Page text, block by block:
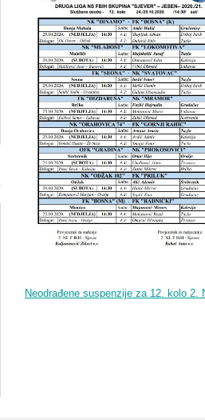
Neodrađene suspenzije za 12. kolo 2.